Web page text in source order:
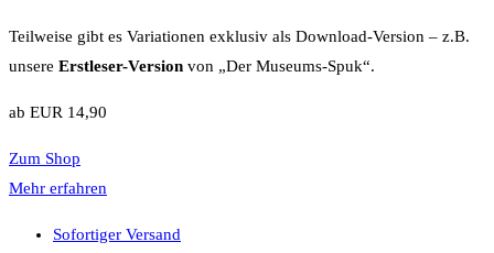
Teilweise gibt es Variationen exklusiv als Download-Version – z.B.
unsere Erstleser-Version von „Der Museums-Spuk“.
ab EUR 14,90
Zum Shop
Mehr erfahren
Sofortiger Versand